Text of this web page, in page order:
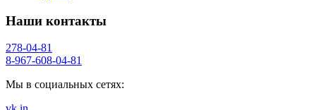
Наши контакты
278-04-81
8-967-608-04-81
Мы в социальных сетях: